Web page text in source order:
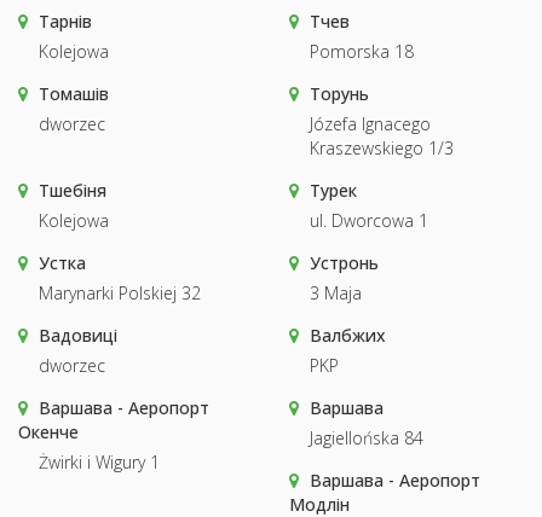
Тарнів
Kolejowa
Тчев
Pomorska 18
Томашів
dworzec
Торунь
Józefa Ignacego
Kraszewskiego 1/3
Тшебіня
Kolejowa
Турек
ul. Dworcowa 1
Устка
Marynarki Polskiej 32
Устронь
3 Maja
Вадовиці
dworzec
Валбжих
PKP
Варшава - Аеропорт
Окенче
Żwirki i Wigury 1
Варшава
Jagiellońska 84
Варшава - Аеропорт
Модлін